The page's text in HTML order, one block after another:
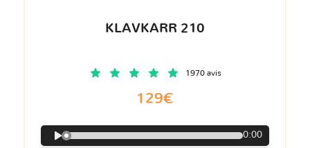
KLAVKARR 210
1970 avis
129€
0:00